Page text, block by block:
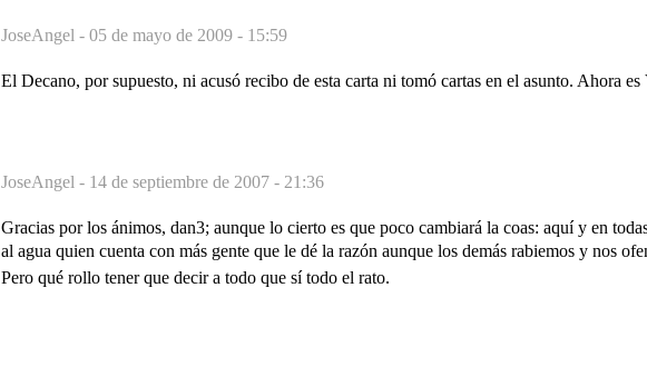
JoseAngel - 05 de mayo de 2009 - 15:59
El Decano, por supuesto, ni acusó recibo de esta carta ni tomó cartas en el asunto. Ahora es
JoseAngel - 14 de septiembre de 2007 - 21:36
Gracias por los ánimos, dan3; aunque lo cierto es que poco cambiará la coas: aquí y en
al agua quien cuenta con más gente que le dé la razón aunque los demás rabiemos y nos
Pero qué rollo tener que decir a todo que sí todo el rato.